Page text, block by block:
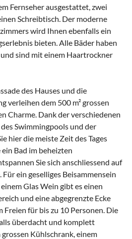
Fernseher ausgestattet, zwei
Schreibtisch. Der moderne
wird Ihnen ebenfalls ein
bieten. Alle Bäder haben
sind mit einem Haartrockner
des Hauses und die
verleihen dem 500 m² grossen
Charme. Dank der verschiedenen
Swimmingpools und der
hier die meiste Zeit des Tages
Bad im beheizten
Sie sich anschliessend auf
ein geselliges Beisammensein
Glas Wein gibt es einen
und eine abgegrenzte Ecke
Freien für bis zu 10 Personen. Die
überdacht und komplett
Kühlschrank, einem